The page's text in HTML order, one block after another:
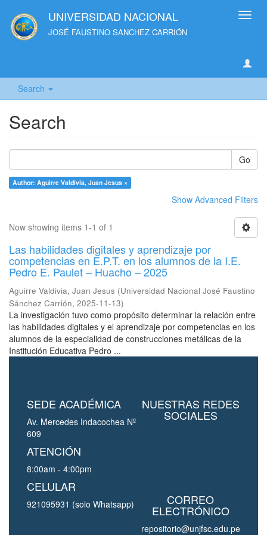
UNIVERSIDAD NACIONAL
JOSÉ FAUSTINO SANCHEZ CARRIÓN
Search
Search
Go
Author: Aguirre Valdivia, Juan Jesus ×
Show Advanced Filters
Now showing items 1-1 of 1
Las habilidades digitales y aprendizaje por
competencias en E.P.T. en los alumnos de la I.E.
Pedro E. Paulet – Huacho – 2025
Aguirre Valdivia, Juan Jesus (Universidad Nacional José Faustino
Sánchez Carrión, 2025-11-13)
La investigación tuvo como propósito determinar la relación entre
las habilidades digitales y el aprendizaje por competencias en los
alumnos de la especialidad de construcciones metálicas de la
Institución Educativa Pedro ...
SEDE ACADÉMICA
Av. Mercedes Indacochea Nº
609
ATENCIÓN
8:00am - 4:00pm
CELULAR
921095931 (solo Whatsapp)
NUESTRAS REDES
SOCIALES
CORREO
ELECTRÓNICO
repositorio@unjfsc.edu.pe